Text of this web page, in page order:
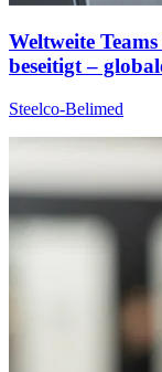
Weltweite
beseitigt –
Steelco-Belimed